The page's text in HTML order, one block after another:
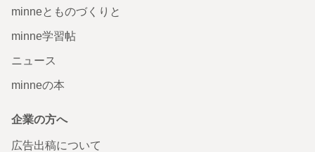
minneとものづくりと
minne学習帖
ニュース
minneの本
企業の方へ
広告出稿について